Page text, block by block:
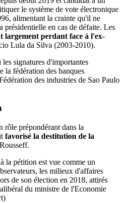
le système de vote électronique
alimentant la crainte qu'il ne
présidentielle en cas de défaite. Les
largement perdant face à l'ex-
Lula da Silva (2003-2010).
signatures d'importantes
la fédération des banques
des industries de Sao Paulo
rôle prépondérant dans la
favorisé la destitution de la
la pétition est vue comme un
les milieux d'affaires
de son élection en 2018, attirés
du ministre de l'Economie